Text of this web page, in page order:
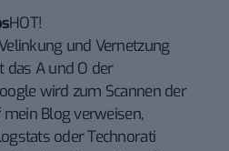
HOT!
und Vernetzung
das A und O der
wird zum Scannen der
Blog verweisen,
oder Technorati